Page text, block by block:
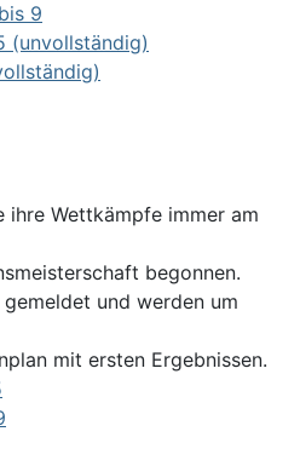
9
(unvollständig)
ihre Wettkämpfe immer am
begonnen.
und werden um
mit ersten Ergebnissen.